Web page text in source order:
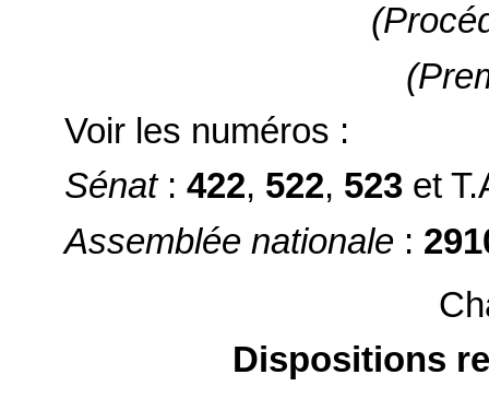
Voir les numéros :
Sénat : 422, 522, 523 et
Assemblée nationale :
Dispositions